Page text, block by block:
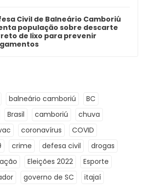
Civil de Balneário Camboriú
população sobre descarte
de lixo para prevenir
balneário camboriú
BC
Brasil camboriú
chuva
coronavírus
COVID
crime defesa civil
drogas
Eleições 2022
Esporte
governo de SC
itajaí